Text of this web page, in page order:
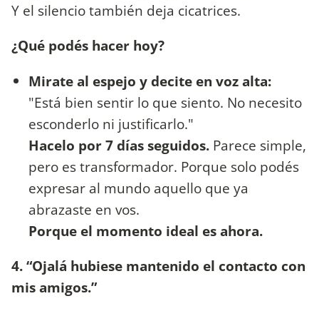
Y el silencio también deja cicatrices.
¿Qué podés hacer hoy?
Mirate al espejo y decite en voz alta:
"Está bien sentir lo que siento. No necesito
esconderlo ni justificarlo."
Hacelo por 7 días seguidos. Parece simple,
pero es transformador. Porque solo podés
expresar al mundo aquello que ya
abrazaste en vos.
Porque el momento ideal es ahora.
4. “Ojalá hubiese mantenido el contacto con
mis amigos.”